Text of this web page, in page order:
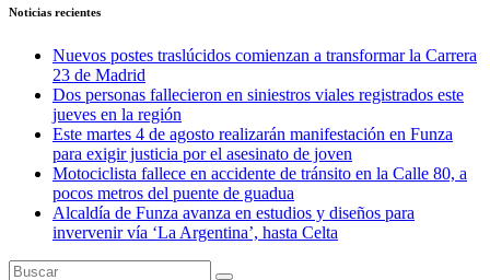
Noticias recientes
Nuevos postes traslúcidos comienzan a transformar la Carrera
23 de Madrid
Dos personas fallecieron en siniestros viales registrados este
jueves en la región
Este martes 4 de agosto realizarán manifestación en Funza
para exigir justicia por el asesinato de joven
Motociclista fallece en accidente de tránsito en la Calle 80, a
pocos metros del puente de guadua
Alcaldía de Funza avanza en estudios y diseños para
invervenir vía ‘La Argentina’, hasta Celta